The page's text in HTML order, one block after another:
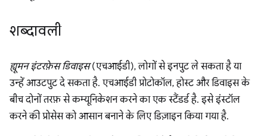
शब्दावली
ह्यूमन इंटरफ़ेस डिवाइस(एचआईडी), लोगों से इनपुट ले सकता है या
उन्हें आउटपुट दे सकता है. एचआईडी प्रोटोकॉल, होस्ट और डिवाइस के
बीच दोनों तरफ़ से कम्यूनिकेशन करने का एक स्टैंडर्ड है. इसे इंस्टॉल
करने की प्रोसेस को आसान बनाने के लिए डिज़ाइन किया गया है.